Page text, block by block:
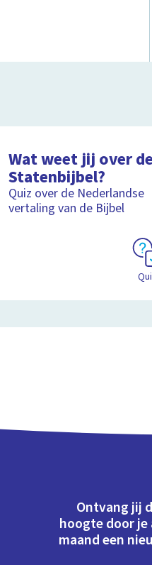
Wat weet jij over de
Statenbijbel?
Quiz over de Nederlandse
vertaling van de Bijbel
Ontvang jij
hoogte door je
maand een